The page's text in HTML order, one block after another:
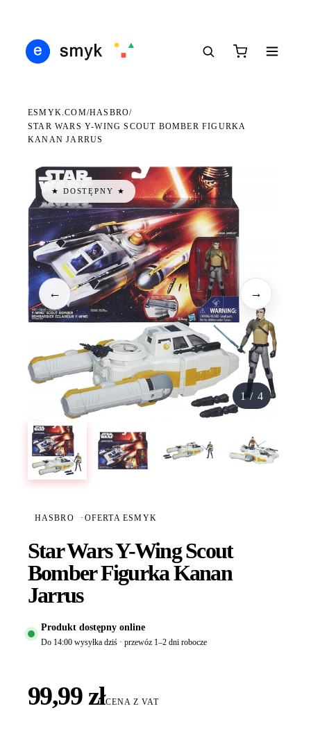
ESMYK.COM/HASBRO/
STAR WARS Y-WING SCOUT BOMBER FIGURKA
KANAN JARRUS
★ DOSTĘPNY ★
← →
1/ 4
HASBRO · OFERTA ESMYK
Star Wars Y-Wing Scout
Bomber Figurka Kanan
Jarrus
Produkt dostępny online
Do 14:00 wysyłka dziś · przewóz 1–2 dni robocze
99,99 złCENA Z VAT